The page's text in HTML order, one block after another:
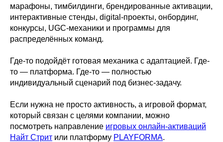
марафоны, тимбилдинги, брендированные активации,
интерактивные стенды, digital-проекты, онбординг,
конкурсы, UGC-механики и программы для
распределённых команд.
Где-то подойдёт готовая механика с адаптацией. Где-
то — платформа. Где-то — полностью
индивидуальный сценарий под бизнес-задачу.
Если нужна не просто активность, а игровой формат,
который связан с целями компании, можно
посмотреть направление игровых онлайн-активаций
Найт Стрит или платформу PLAYFORMA.